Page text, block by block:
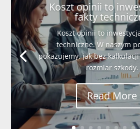
Koszt opinii to
fakty
Koszt opinii to
techniczne. W naszym
pokazujemy, jak bez
rozmiar szkody.
Read More